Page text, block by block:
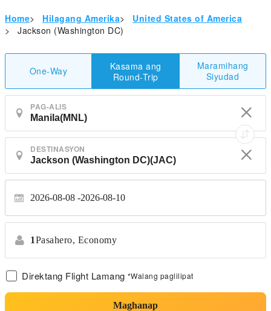
Home> Hilagang Amerika>
United States of America
>
Jackson (Washington DC)
One-Way
Kasama ang
Round-Trip
Maramihang
Siyudad
PAG-ALIS
DESTINASYON
2026-08-08 2026-08-10
1Pasahero, Economy
Direktang Flight Lamang *Walang paglilipat
Maghanap